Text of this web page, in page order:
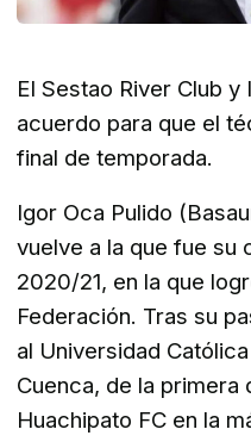
El Sestao River Club y
acuerdo para que el
final de temporada.
Igor Oca Pulido
vuelve a la que fue su
2020/21, en la que
Federación. Tras su
al Universidad
Cuenca, de la primera
Huachipato FC en la